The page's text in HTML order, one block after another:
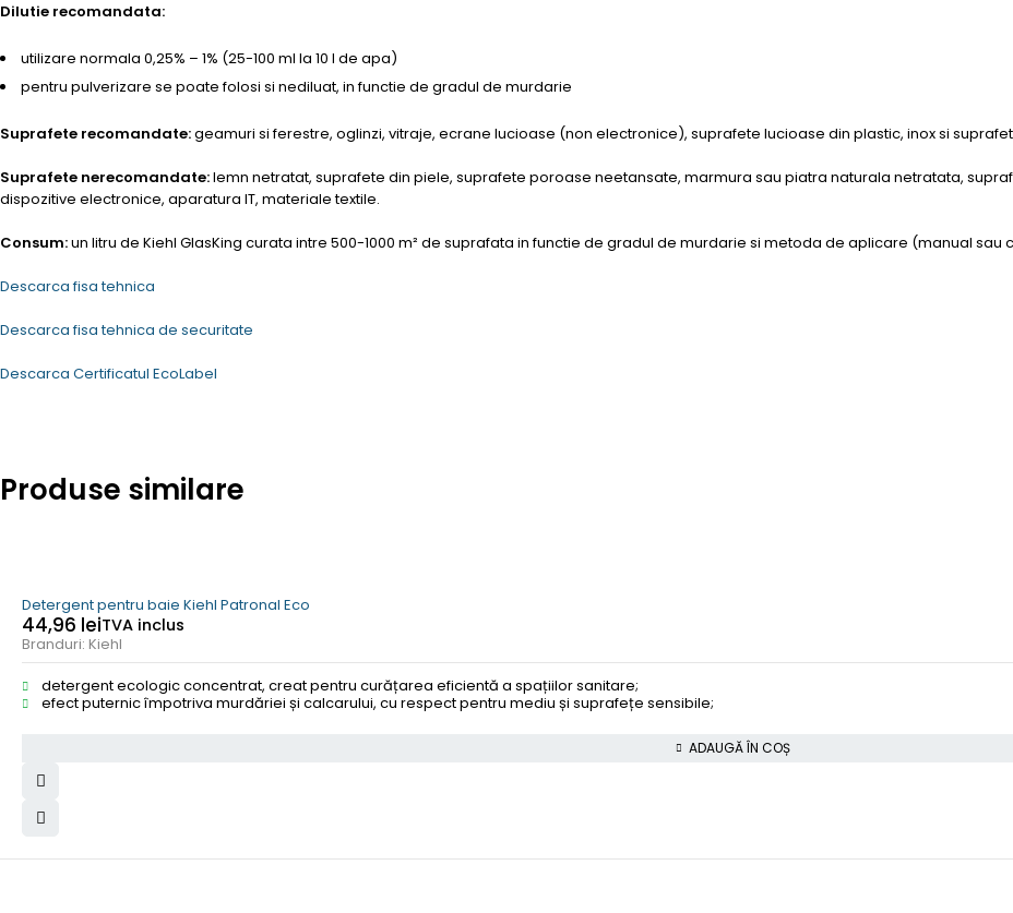
Dilutie recomandata:
utilizare normala 0,25% – 1% (25-100 ml la 10 l de apa)
pentru pulverizare se poate folosi si nediluat, in functie de gradul de murdarie
Suprafete recomandate:geamuri si ferestre, oglinzi, vitraje, ecrane lucioase (non electronice), suprafete lucioase din plastic, inox si
Suprafete nerecomandate:lemn netratat, suprafete din piele, suprafete poroase neetansate, marmura sau piatra naturala netratata,
dispozitive electronice, aparatura IT, materiale textile.
Consum:un litru de Kiehl GlasKing curata intre 500-1000 m² de suprafata in functie de gradul de murdarie si metoda de aplicare (manual sau
Descarca fisa tehnica
Descarca fisa tehnica de securitate
Descarca Certificatul EcoLabel
Produse similare
Detergent pentru baie Kiehl Patronal Eco
44,96 leiTVA inclus
Branduri: Kiehl
detergent ecologic concentrat, creat pentru curățarea eficientă a spațiilor sanitare;
efect puternic împotriva murdăriei și calcarului, cu respect pentru mediu și suprafețe sensibile;
ADAUGĂ ÎN COȘ